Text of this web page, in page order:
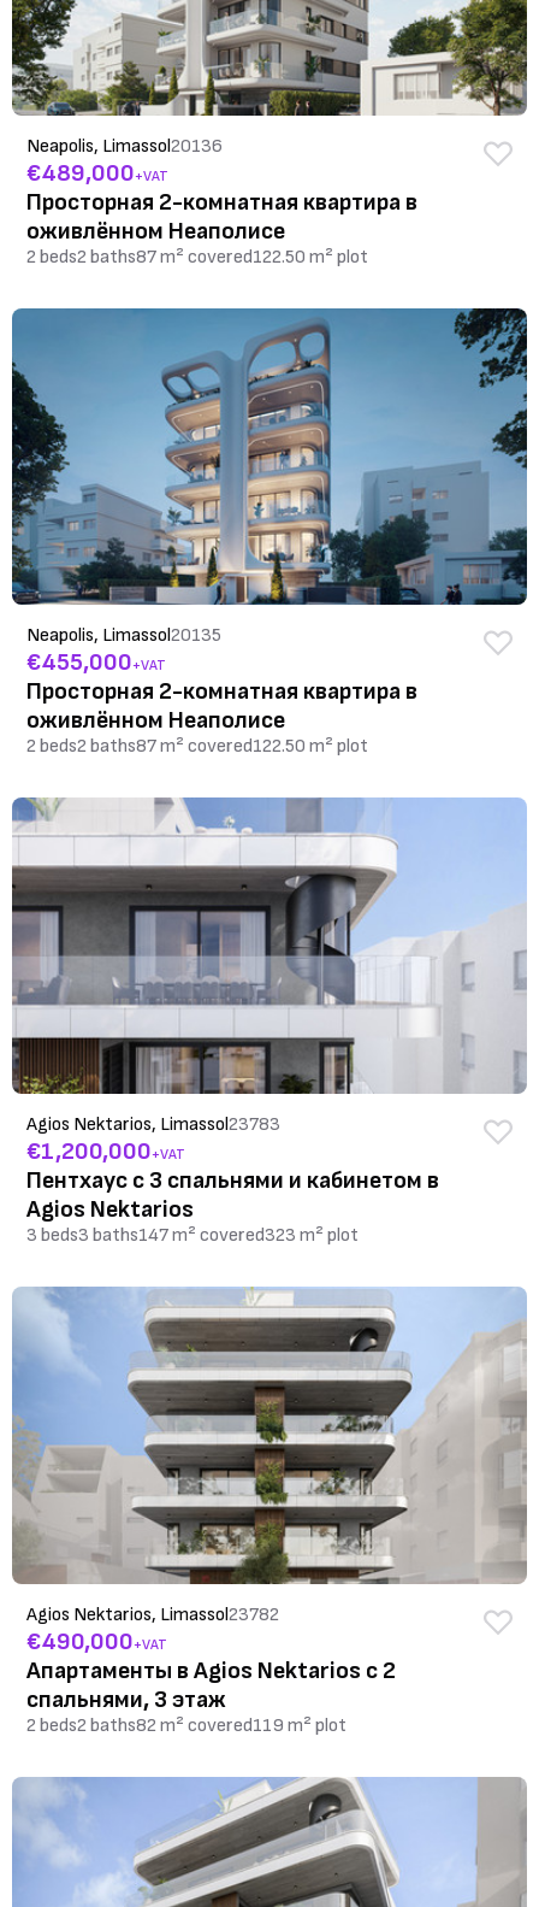
Neapolis, Limassol20136
€489,000+VAT
Просторная 2-комнатная квартира в
оживлённом Неаполисе
2 beds2 baths87 m² covered122.50 m² plot
Neapolis, Limassol20135
€455,000+VAT
Просторная 2-комнатная квартира в
оживлённом Неаполисе
2 beds2 baths87 m² covered122.50 m² plot
Agios Nektarios, Limassol23783
€1,200,000+VAT
Пентхаус с 3 спальнями и кабинетом в
Agios Nektarios
3 beds3 baths147 m² covered323 m² plot
Agios Nektarios, Limassol23782
€490,000+VAT
Апартаменты в Agios Nektarios с 2
спальнями, 3 этаж
2 beds2 baths82 m² covered119 m² plot